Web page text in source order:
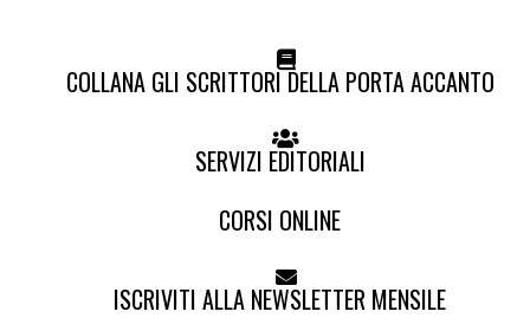
COLLANA GLI SCRITTORI DELLA PORTA ACCANTO
SERVIZI EDITORIALI
CORSI ONLINE
ISCRIVITI ALLA NEWSLETTER MENSILE